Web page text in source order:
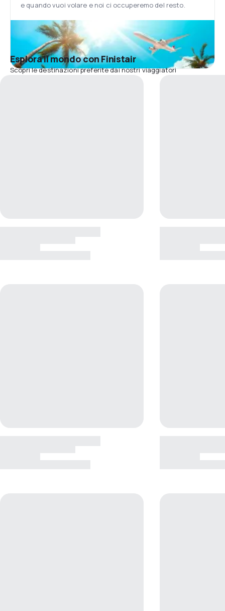
e quando vuoi volare e noi ci occuperemo del resto.
Esplora il mondo con Finistair
Scopri le destinazioni preferite dai nostri viaggiatori